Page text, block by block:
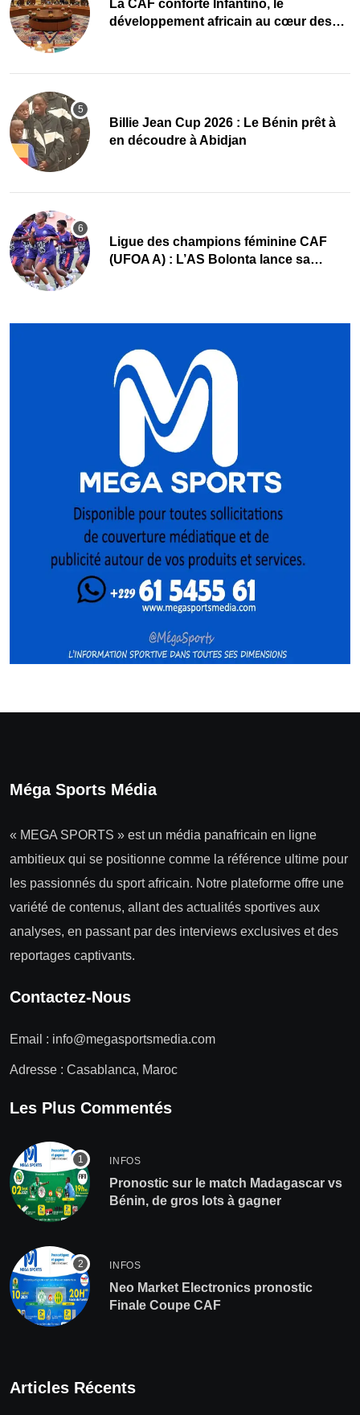
La CAF conforte Infantino, le
développement africain au cœur des
Billie Jean Cup 2026 : Le Bénin prêt à
en découdre à Abidjan
Ligue des champions féminine CAF
(UFOA A) : L’AS Bolonta lance sa
Méga Sports Média
« MEGA SPORTS » est un média panafricain en ligne
ambitieux qui se positionne comme la référence ultime pour
les passionnés du sport africain. Notre plateforme offre une
variété de contenus, allant des actualités sportives aux
analyses, en passant par des interviews exclusives et des
reportages captivants.
Contactez-Nous
Email : info@megasportsmedia.com
Adresse : Casablanca, Maroc
Les Plus Commentés
INFOS
Pronostic sur le match Madagascar vs
Bénin, de gros lots à gagner
INFOS
Neo Market Electronics pronostic
Finale Coupe CAF
Articles Récents